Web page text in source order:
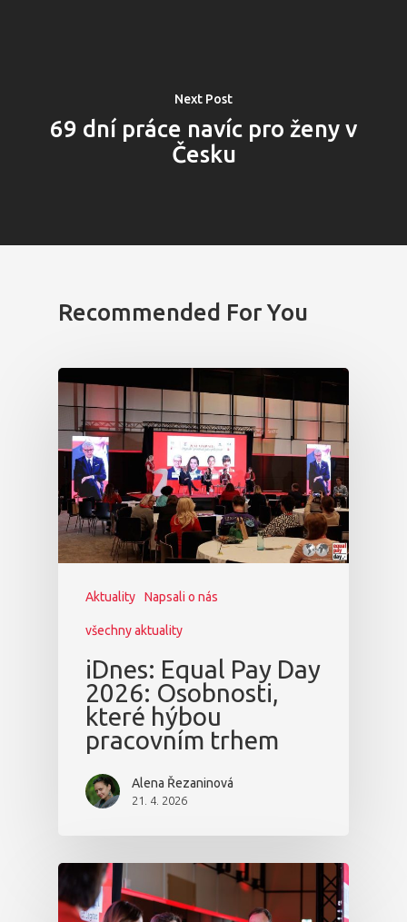
Next Post
69 dní práce navíc pro ženy v
Česku
Recommended For You
Aktuality Napsali o nás
všechny aktuality
iDnes: Equal Pay Day
2026: Osobnosti,
které hýbou
pracovním trhem
Alena Řezaninová
21. 4. 2026
Osobnosti
Aktuality